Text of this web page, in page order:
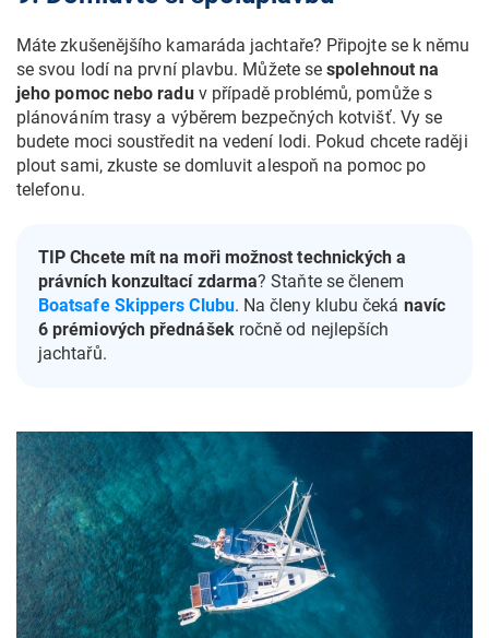
Máte zkušenějšího kamaráda jachtaře? Připojte se k němu
se svou lodí na první plavbu. Můžete sespolehnout na
jeho pomoc nebo raduv případě problémů, pomůže s
plánováním trasy a výběrem bezpečných kotvišť. Vy se
budete moci soustředit na vedení lodi. Pokud chcete raději
plout sami, zkuste se domluvit alespoň na pomoc po
telefonu.
TIP Chcete mít na moři možnost technických a
právních konzultací zdarma? Staňte se členem
Boatsafe Skippers Clubu. Na členy klubu čeká navíc
6 prémiových přednášekročně od nejlepších
jachtařů.